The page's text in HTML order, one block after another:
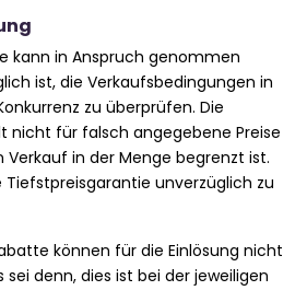
kann in Anspruch genommen
ist, die Verkaufsbedingungen in
zu überprüfen. Die
nicht für falsch angegebene Preise
Verkauf in der Menge begrenzt ist.
Tiefstpreisgarantie unverzüglich zu
können für die Einlösung nicht
denn, dies ist bei der jeweiligen